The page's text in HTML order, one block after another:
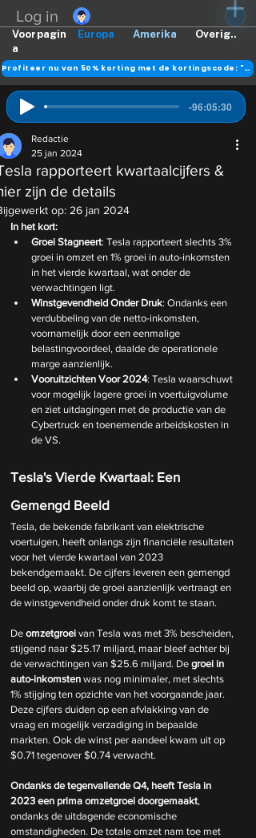
Log in
Europa Amerika Overig..
Voorpagin
a
Profiteer nu van 50% korting met de kortingscode: "DANK"
-96:05:30
rapporteert kwartaalcijfers &
zijn de details
Redactie
25 jan 2024
op: 26 jan 2024
In het kort:
Groei Stagneert: Tesla rapporteert slechts 3%
groei in omzet en 1% groei in auto-inkomsten
in het vierde kwartaal, wat onder de
verwachtingen ligt.
Winstgevendheid Onder Druk: Ondanks een
verdubbeling van de netto-inkomsten,
voornamelijk door een eenmalige
belastingvoordeel, daalde de operationele
marge aanzienlijk.
Vooruitzichten Voor 2024: Tesla waarschuwt
voor mogelijk lagere groei in voertuigvolume
en ziet uitdagingen met de productie van de
Cybertruck en toenemende arbeidskosten in
de VS.
Tesla's Vierde Kwartaal: Een
Gemengd Beeld
Tesla, de bekende fabrikant van elektrische
voertuigen, heeft onlangs zijn financiële resultaten
voor het vierde kwartaal van 2023
bekendgemaakt. De cijfers leveren een gemengd
beeld op, waarbij de groei aanzienlijk vertraagt en
de winstgevendheid onder druk komt te staan.
De omzetgroei van Tesla was met 3% bescheiden,
stijgend naar $25.17 miljard, maar bleef achter bij
de verwachtingen van $25.6 miljard. De groei in
auto-inkomsten was nog minimaler, met slechts
1% stijging ten opzichte van het voorgaande jaar.
Deze cijfers duiden op een afvlakking van de
vraag en mogelijk verzadiging in bepaalde
markten. Ook de winst per aandeel kwam uit op
$0.71 tegenover $0.74 verwacht.
Ondanks de tegenvallende Q4, heeft Tesla in
2023 een prima omzetgroei doorgemaakt,
ondanks de uitdagende economische
omstandigheden. De totale omzet nam toe met